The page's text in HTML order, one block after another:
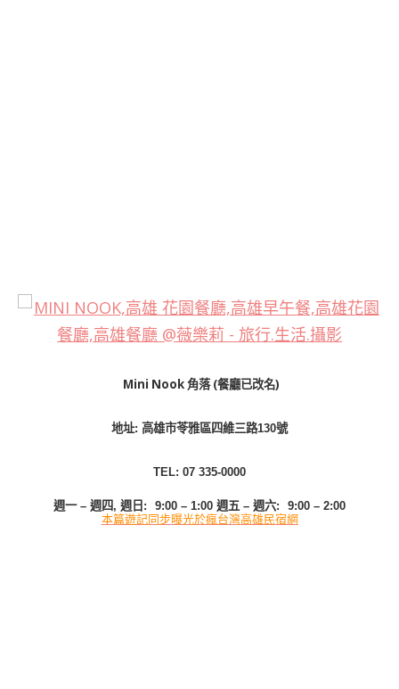
Mini Nook 角落 (餐廳已改名)
地址: 高雄市苓雅區四維三路130號
TEL: 07 335-0000
週一 – 週四, 週日 : 9:00 – 1:00 週五 – 週六:
9:00 – 2:00
本篇遊記同步曝光於瘋台灣高雄民宿網